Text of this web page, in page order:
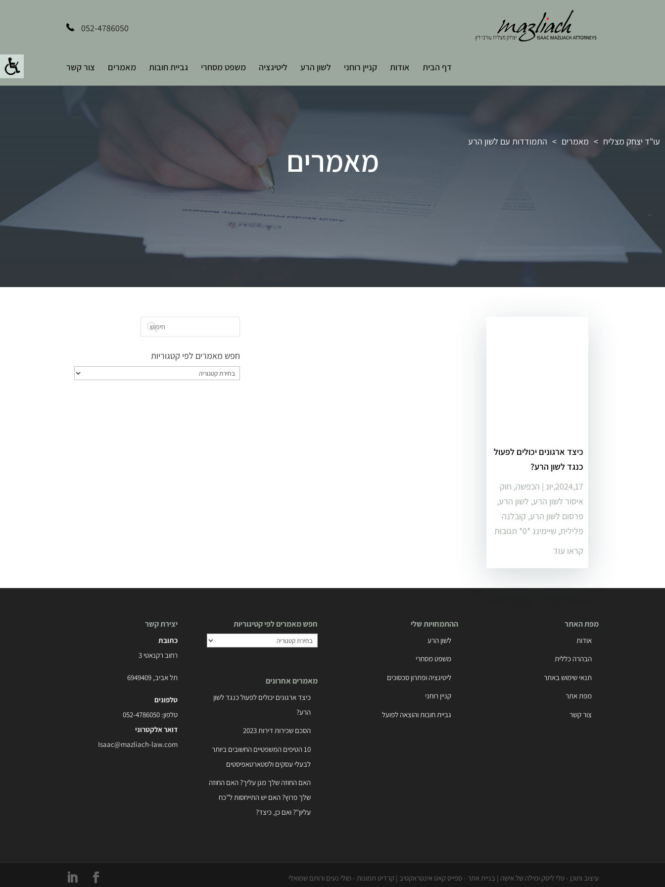
052-4786050
דף הבית אודות קניין רוחני לשון הרע ליטיגציה משפט מסחרי גביית חובות מאמרים צור קשר
עו"ד יצחק מצליח > מאמרים > התמודדות עם לשון הרע
מאמרים
כיצד ארגונים יכולים לפעול
כנגד לשון הרע?
2024,17,יונ
| הכפשה, חוק
איסור לשון הרע, לשון הרע,
פרסום לשון הרע, קובלנה
פלילית, שיימינג ‏*0* תגובות
קראו עוד
חפש מאמרים לפי קטגוריות
חפש
יצירת קשר
כתובת
רחוב רקנאטי 3
תל אביב, 6949409
טלפונים
טלפון:052-4786050
דואר אלקטרוני
Isaac@mazliach-law.com
חפש מאמרים לפי קטיגוריות
חפש
קטיגוריות
מאמרים אחרונים
כיצד ארגונים יכולים לפעול כנגד לשון
הרע?
הסכם שכירות דירות 2023
10 הטיפים המשפטיים החשובים ביותר
לבעלי עסקים ולסטארטאפיסטים
האם החוזה שלך מגן עליך? האם החוזה
שלך פרוץ? האם יש התייחסות ל"כח
עליון"? ואם כן, כיצד?
ההתמחויות שלי
לשון הרע
משפט מסחרי
ליטיגציה ופתרון סכסוכים
קניין רוחני
גביית חובות והוצאה לפועל
מפת האתר
אודות
הבהרה כללית
תנאי שימוש באתר
מפת אתר
צור קשר
עיצוב ותוכן - טלי ליסק ומילה של אישה | בניית אתר - ספייס קאט אינטראקטיב | קרדיט תמונות - מולי נעים ורותם שמואלי